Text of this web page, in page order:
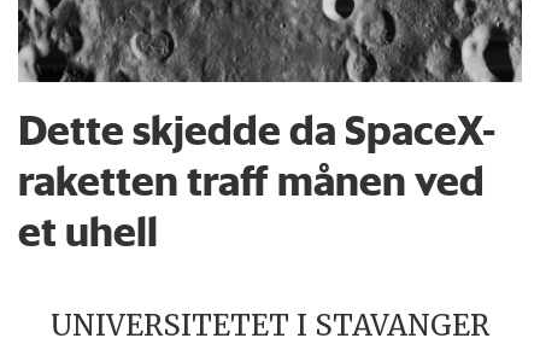
Dette skjedde da SpaceX-
raketten traff månen ved
et uhell
UNIVERSITETET I STAVANGER